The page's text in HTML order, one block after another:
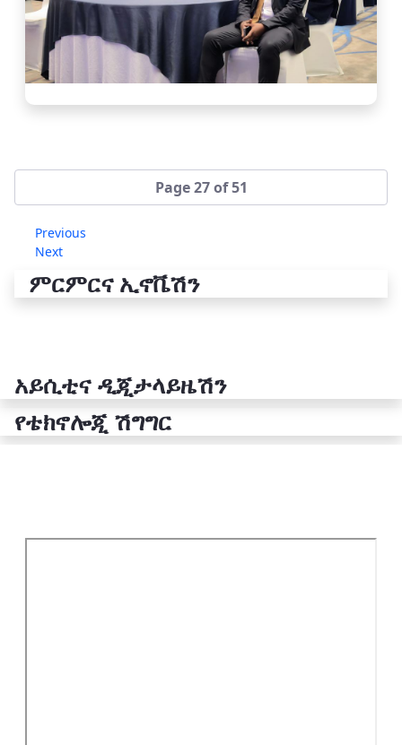
Page 27 of 51
Previous
Next
ምርምርና ኢኖቬሽን
አይሲቲና ዲጂታላይዜሽን
የቴክኖሎጂ ሽግግር